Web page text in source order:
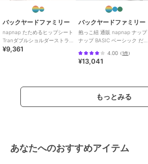
バックヤードファミリー
napnap たためるヒップシート
Tranダブルショルダーストラ
ップ
¥9,361
バックヤードファミリー
抱っこ紐 通販 napnap ナップ
ナップ BASIC ベーシック だっ
4.00 （1件）
¥13,041
もっとみる
あなたへのおすすめアイテム